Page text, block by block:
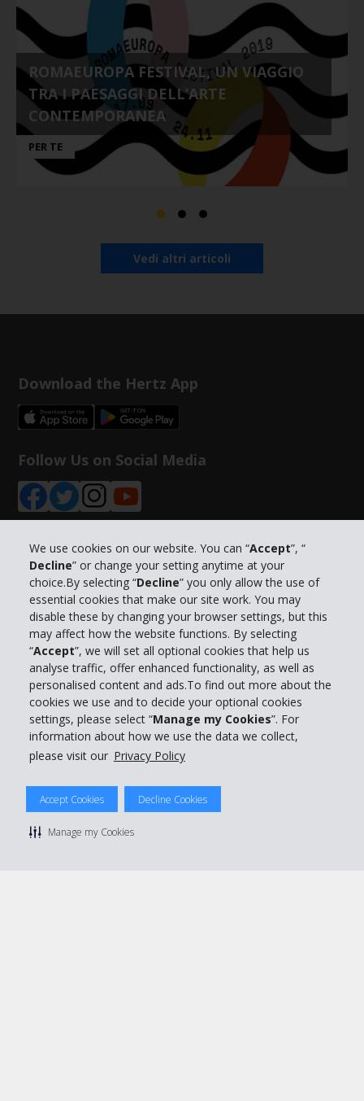
We use cookies on our website. You can “Accept”, “
Decline” or change your setting anytime at your
choice.By selecting “Decline” you only allow the use of
essential cookies that make our site work. You may
disable these by changing your browser settings, but this
may affect how the website functions. By selecting
“Accept”, we will set all optional cookies that help us
analyse traffic, offer enhanced functionality, as well as
personalised content and ads.To find out more about the
cookies we use and to decide your optional cookies
settings, please select “Manage my Cookies”. For
information about how we use the data we collect,
please visit our Privacy Policy
Accept Cookies Decline Cookies
Manage my Cookies
ROMAEUROPA FESTIVAL, UN VIAGGIO
TRA I PAESAGGI DELL’ARTE
CONTEMPORANEA
PER TE
Vedi altri articoli
Download the Hertz App
Follow Us on Social Media
Info su Hertz
Business
Customer Service
Prenota con Hertz
© 2026 The Hertz System, Inc.
Privacy Policy | Condizioni di Utilizzo |
Manage cookie preferences